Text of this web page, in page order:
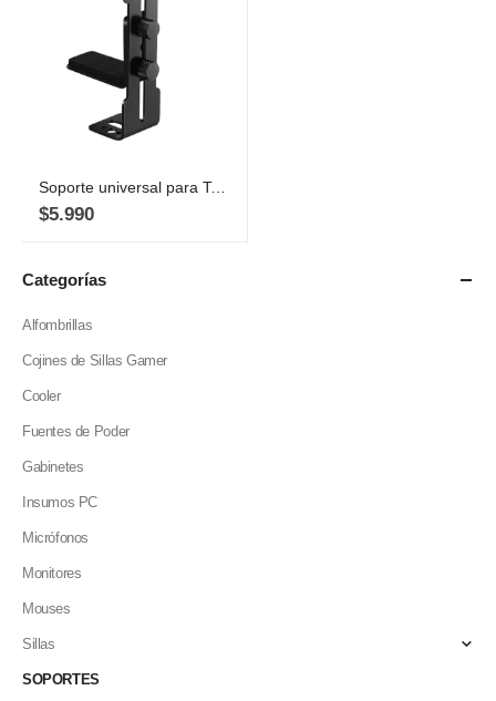
Soporte universal para Tarjeta Gráfica GPU Ajustable, Negro
$5.990
Categorías
Alfombrillas
Cojines de Sillas Gamer
Cooler
Fuentes de Poder
Gabinetes
Insumos PC
Micrófonos
Monitores
Mouses
Sillas
SOPORTES